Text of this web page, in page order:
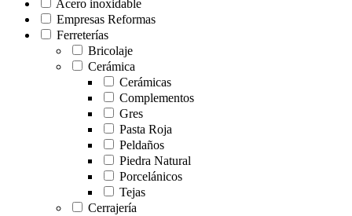
Acero inoxidable
Empresas Reformas
Ferreterías
Bricolaje
Cerámica
Cerámicas
Complementos
Gres
Pasta Roja
Peldaños
Piedra Natural
Porcelánicos
Tejas
Cerrajería